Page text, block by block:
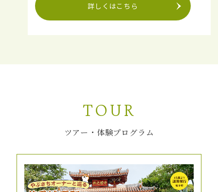
詳しくはこちら
TOUR
ツアー・体験プログラム